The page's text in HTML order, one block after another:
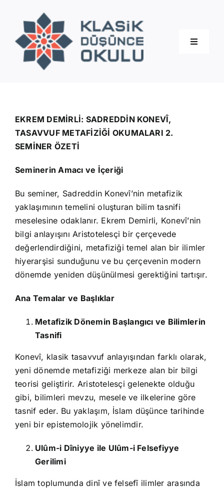
content
Toggle
Eğitimler
Blog
EKREM DEMİRLİ: SADREDDİN KONEVÎ,
TASAVVUF METAFİZİĞİ OKUMALARI 2.
SEMİNER ÖZETİ
Seminerin Amacı ve İçeriği
Bu seminer, Sadreddin Konevî’nin metafizik
yaklaşımının temelini oluşturan bilim tasnifi
meselesine odaklanır. Ekrem Demirli, Konevî’nin
bilgi anlayışını Aristotelesçi bir çerçevede
değerlendirdiğini, metafiziği temel alan bir ilimler
hiyerarşisi sunduğunu ve bu çerçevenin modern
dönemde yeniden düşünülmesi gerektiğini tartışır.
Ana Temalar ve Başlıklar
Metafizik Dönemin Başlangıcı ve Bilimlerin
Tasnifi
Konevî, klasik tasavvuf anlayışından farklı olarak,
yeni dönemde metafiziği merkeze alan bir bilgi
teorisi geliştirir. Aristotelesçi gelenekte olduğu
gibi, bilimleri mevzu, mesele ve ilkelerine göre
tasnif eder. Bu yaklaşım, İslam düşünce tarihinde
yeni bir epistemolojik yönelimdir.
Ulûm-i Dîniyye ile Ulûm-i Felsefiyye
Gerilimi
İslam toplumunda dinî ve felsefî ilimler arasında